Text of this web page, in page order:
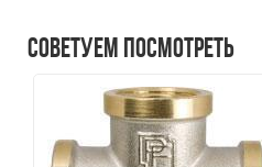
Советуем посмотреть